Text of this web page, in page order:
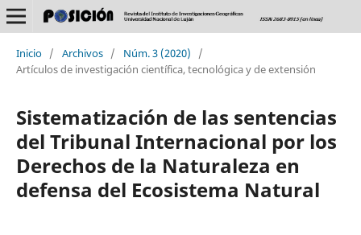
Inicio / Archivos / Núm. 3 (2020)
/
Artículos de investigación científica, tecnológica y de extensión
Sistematización de las sentencias
del Tribunal Internacional por los
Derechos de la Naturaleza en
defensa del Ecosistema Natural